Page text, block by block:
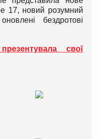
17, новий розумний
бездротові
свої